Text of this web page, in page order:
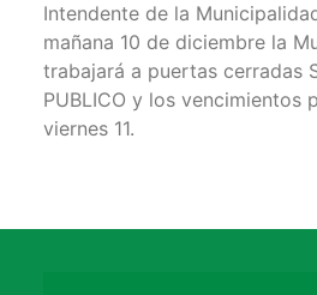
Intendente de la
mañana 10 de diciembre la
trabajará a puertas cerradas
PUBLICO y los vencimientos
viernes 11.